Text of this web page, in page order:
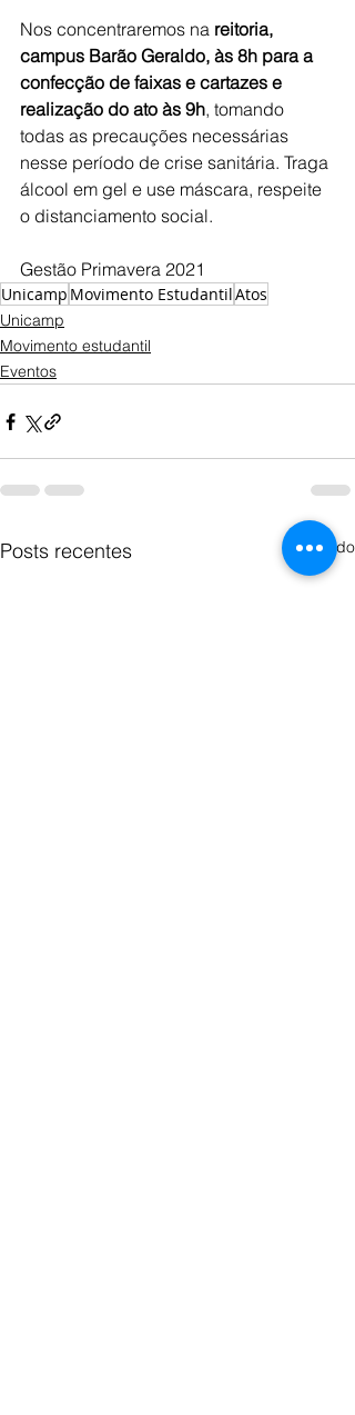
Nos concentraremos na reitoria,
campus Barão Geraldo, às 8h para a
confecção de faixas e cartazes e
realização do ato às 9h, tomando
todas as precauções necessárias
nesse período de crise sanitária. Traga
álcool em gel e use máscara, respeite
o distanciamento social.
Gestão Primavera 2021
Unicamp Movimento EstudantilAtos
Unicamp
Movimento estudantil
Eventos
Posts recentes Ver tudo